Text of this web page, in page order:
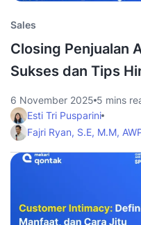
Sales
Closing Penjualan
Sukses dan Tips
6 November 2025 5 mins
Esti Tri Pusparini
Fajri Ryan, S.E, M.M,